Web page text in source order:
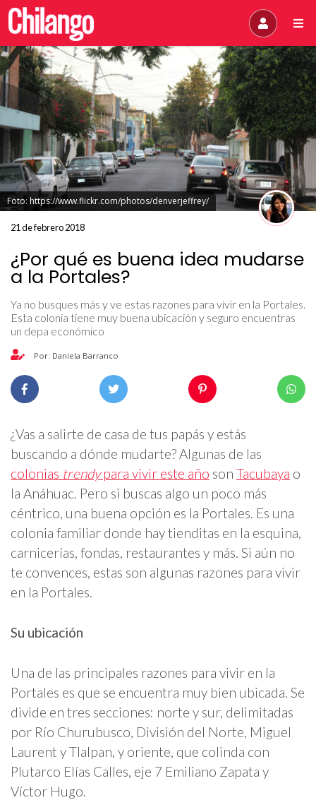
Foto: https://www.flickr.com/photos/denverjeffrey/
21 de febrero 2018
¿Por qué es buena idea mudarse
a la Portales?
Ya no busques más y ve estas razones para vivir en la Portales.
Esta colonia tiene muy buena ubicación y seguro encuentras
un depa económico
Por: Daniela Barranco
¿Vas a salirte de casa de tus papás y estás
buscando a dónde mudarte? Algunas de las
colonias trendypara vivir este año son Tacubaya o
la Anáhuac. Pero si buscas algo un poco más
céntrico, una buena opción es la Portales. Es una
colonia familiar donde hay tienditas en la esquina,
carnicerías, fondas, restaurantes y más. Si aún no
te convences, estas son algunas razones para vivir
en la Portales.
Su ubicación
Una de las principales razones para vivir en la
Portales es que se encuentra muy bien ubicada. Se
divide en tres secciones: norte y sur, delimitadas
por Río Churubusco, División del Norte, Miguel
Laurent y Tlalpan, y oriente, que colinda con
Plutarco Elías Calles, eje 7 Emiliano Zapata y
Víctor Hugo.